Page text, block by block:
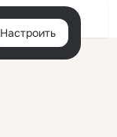
Настроить